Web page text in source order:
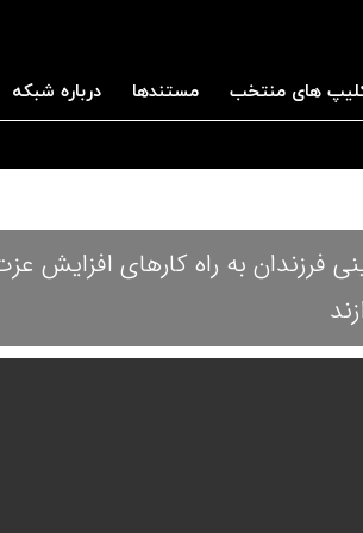
های منتخب مستندها درباره شبکه
فرزندان به راه کارهای افزایش